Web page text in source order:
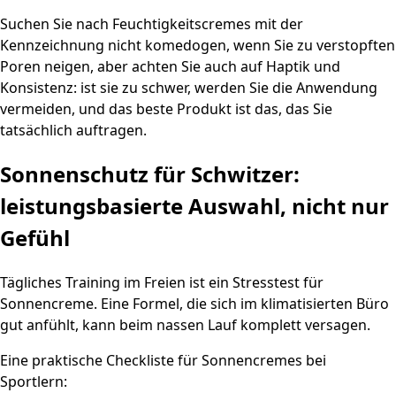
Suchen Sie nach Feuchtigkeitscremes mit der
Kennzeichnung nicht komedogen, wenn Sie zu verstopften
Poren neigen, aber achten Sie auch auf Haptik und
Konsistenz: ist sie zu schwer, werden Sie die Anwendung
vermeiden, und das beste Produkt ist das, das Sie
tatsächlich auftragen.
Sonnenschutz für Schwitzer:
leistungsbasierte Auswahl, nicht nur
Gefühl
Tägliches Training im Freien ist ein Stresstest für
Sonnencreme. Eine Formel, die sich im klimatisierten Büro
gut anfühlt, kann beim nassen Lauf komplett versagen.
Eine praktische Checkliste für Sonnencremes bei
Sportlern: